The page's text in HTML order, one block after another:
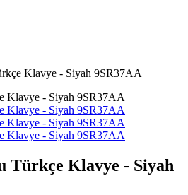
Klavye - Siyah 9SR37AA
Türkçe Klavye - Siyah